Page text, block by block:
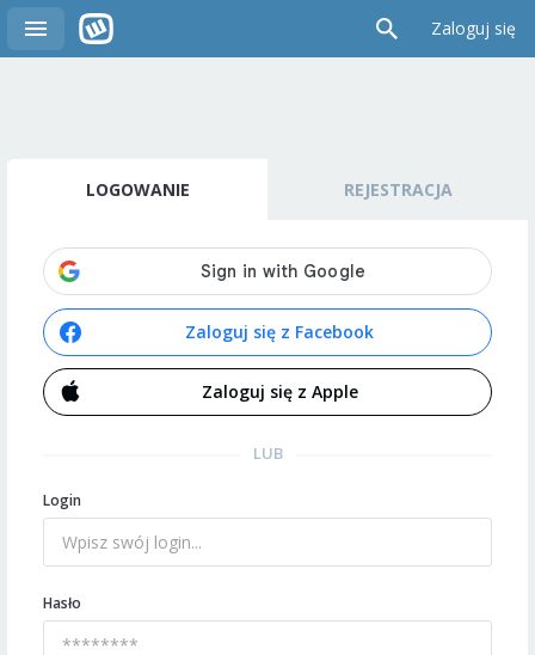
Zaloguj się
LOGOWANIE REJESTRACJA
Zaloguj się z Facebook
Zaloguj się z Apple
LUB
Login
Hasło